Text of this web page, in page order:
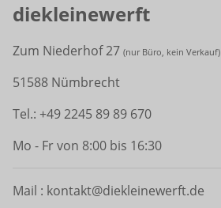
diekleinewerft
Zum Niederhof 27 (nur Büro, kein Verkauf)
51588 Nümbrecht
Tel.: +49 2245 89 89 670
Mo - Fr von 8:00 bis 16:30
Mail : kontakt@diekleinewerft.de